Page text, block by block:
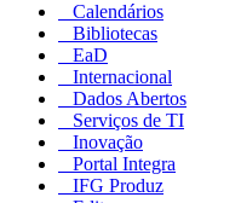
Calendários
Bibliotecas
EaD
Internacional
Dados Abertos
Serviços de TI
Inovação
Portal Integra
IFG Produz